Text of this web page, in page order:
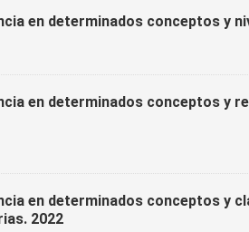
en determinados conceptos y
en determinados conceptos y
en determinados conceptos y
2022